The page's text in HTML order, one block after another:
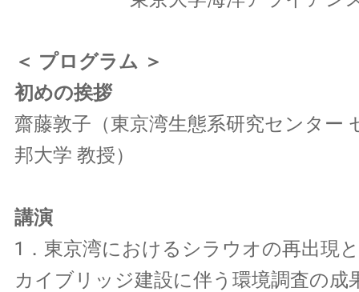
＜ プログラム ＞
初めの挨拶
齋藤敦子（東京湾生態系研究センター
邦大学 教授）
講演
1．東京湾におけるシラウオの再出現
カイブリッジ建設に伴う環境調査の成